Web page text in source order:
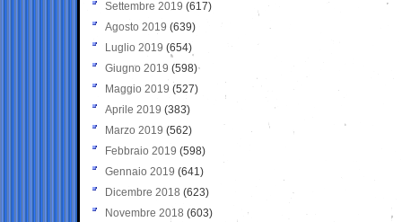
Settembre 2019 (617)
Agosto 2019 (639)
Luglio 2019 (654)
Giugno 2019 (598)
Maggio 2019 (527)
Aprile 2019 (383)
Marzo 2019 (562)
Febbraio 2019 (598)
Gennaio 2019 (641)
Dicembre 2018 (623)
Novembre 2018 (603)